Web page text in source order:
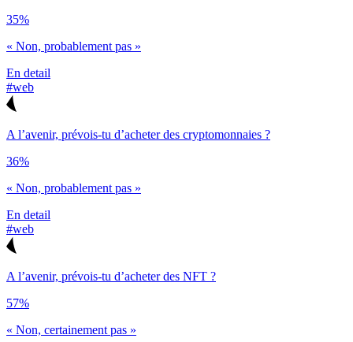
35%
« Non, probablement pas »
En detail
#web
A l’avenir, prévois-tu d’acheter des cryptomonnaies ?
36%
« Non, probablement pas »
En detail
#web
A l’avenir, prévois-tu d’acheter des NFT ?
57%
« Non, certainement pas »